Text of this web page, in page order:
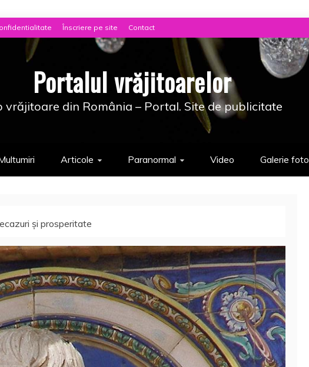
Înscriere pe site Contact
Portalul vrăjitoarelor
vrăjitoare din România – Portal. Site de publicitate
Articole Paranormal Video Galerie foto
şi prosperitate